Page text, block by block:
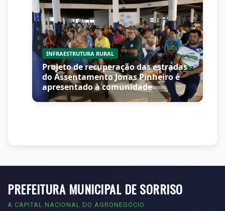
estradas
Pinheiro é
MEMÓRIA E FUTURO
Cápsula do Tempo é relançada e
população pode depositar cartas
sobre futuro de Sorriso para 2036
PREFEITURA MUNICIPAL DE SORRISO
A CAPITAL NACIONAL DO AGRONEGÓCIO